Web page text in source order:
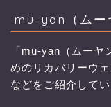
mu-yan（ム
「mu-yan（ムーヤ
めのリカバリーウ
などをご紹介してい